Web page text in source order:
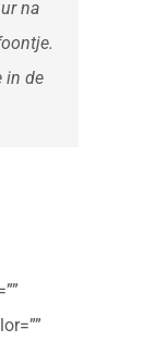
na
in de